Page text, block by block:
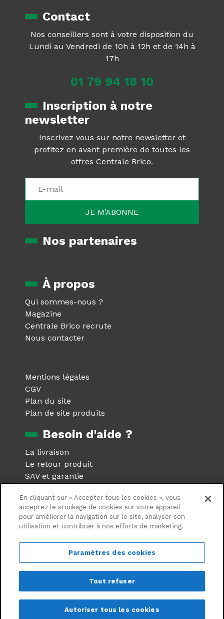
Contact
Nos conseillers sont à votre disposition du
Lundi au Vendredi de 10h à 12h et de 14h à
17h
01 79 94 18 10
Inscription à notre
newsletter
Inscrivez vous sur notre newsletter et
profitez en avant première de toutes les
offres Centrale Brico.
Nos partenaires
À propos
Qui sommes-nous ?
Magazine
Centrale Brico recrute
Nous contacter
Mentions légales
CGV
Plan du site
Plan de site produits
Besoin d'aide ?
La livraison
Le retour produit
SAV et garantie
Réseaux sociaux
Suivez nous sur les réseaux
©Centrale Brico - 2026
En cliquant sur « Accepter tous les cookies », vous
acceptez le stockage de cookies sur votre appareil
pour améliorer la navigation sur le site, analyser son
utilisation et contribuer à nos efforts de marketing.
Paramètres des cookies
Tout refuser
Autoriser tous les cookies